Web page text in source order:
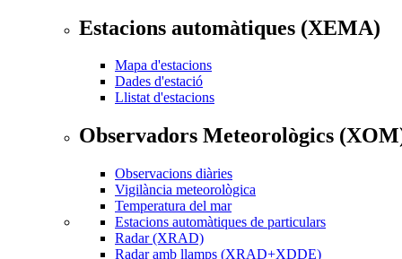
Estacions automàtiques (XEMA)
Mapa d'estacions
Dades d'estació
Llistat d'estacions
Observadors Meteorològics
Observacions diàries
Vigilància meteorològica
Temperatura del mar
Estacions automàtiques de particulars
Radar (XRAD)
Radar amb llamps (XRAD+XDDE)